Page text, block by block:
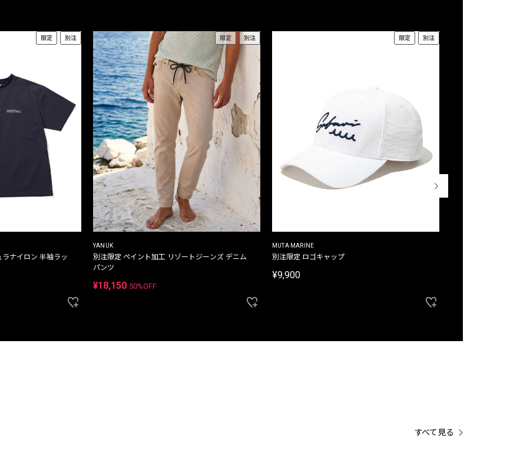
限定 別注
ナイロン 半袖ラッ
限定 別注
YANUK
別注限定 ペイント加工 リゾートジーンズ デニム
パンツ
¥18,150 50%OFF
限定 別注
MUTA MARINE
別注限定 ロゴキャップ
¥9,900
すべて見る